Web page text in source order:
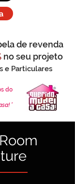
de revenda
no seu projeto
e Particulares
do
'